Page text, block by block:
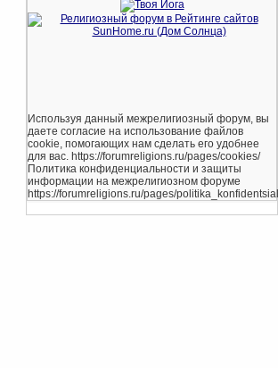
Используя данный межрелигиозный форум, вы
даете согласие на использование файлов
cookie, помогающих нам сделать его удобнее
для вас. https://forumreligions.ru/pages/cookies/
Политика конфиденциальности и защиты
информации на межрелигиозном форуме
https://forumreligions.ru/pages/